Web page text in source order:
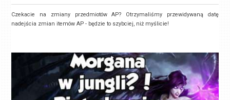
Czekacie na zmiany przedmiotów AP? Otrzymaliśmy przewidywaną datę
nadejścia zmian itemów AP - będzie to szybciej, niż myślicie!